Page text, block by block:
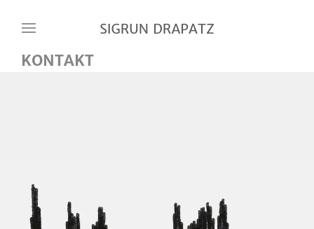
Skip to main content
KONTAKT